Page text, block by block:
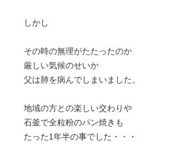
しかし
その時の無理がたたったのか
厳しい気候のせいか
父は肺を病んでしまいました。
地域の方との楽しい交わりや
石釜で全粒粉のパン焼きも
たった1年半の事でした・・・